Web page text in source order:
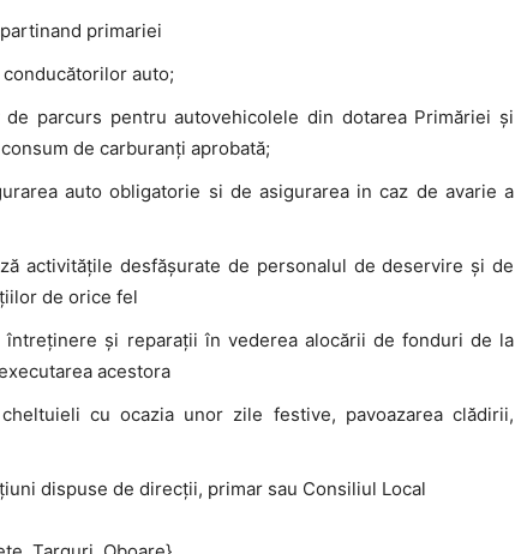
primariei
auto;
parcurs pentru autovehicolele din dotarea Primăriei şi
de carburanţi aprobată;
auto obligatorie si de asigurarea in caz de avarie a
activităţile desfăşurate de personalul de deservire şi de
de orice fel
şi reparaţii în vederea alocării de fonduri de la
acestora
cu ocazia unor zile festive, pavoazarea clădirii,
dispuse de direcţii, primar sau Consiliul Local